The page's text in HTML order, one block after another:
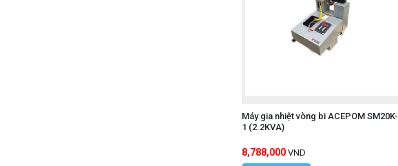
Máy gia nhiệt vòng bi ACEPOM SM20K-
1 (2.2KVA)
8,788,000 VND